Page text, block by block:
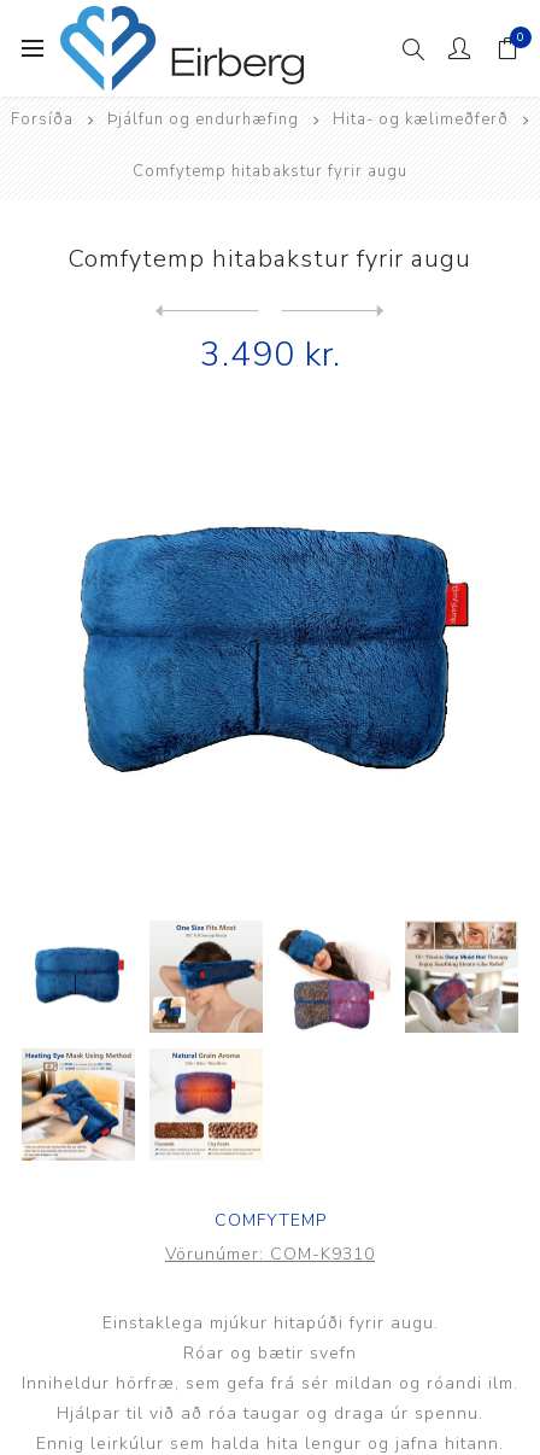
0
Forsíða Þjálfun og endurhæfing Hita- og kælimeðferð
Comfytemp hitabakstur fyrir augu
Comfytemp hitabakstur fyrir augu
3.490 kr.
COMFYTEMP
Vörunúmer: COM-K9310
Einstaklega mjúkur hitapúði fyrir augu.
Róar og bætir svefn
Inniheldur hörfræ, sem gefa frá sér mildan og róandi ilm.
Hjálpar til við að róa taugar og draga úr spennu.
Ennig leirkúlur sem halda hita lengur og jafna hitann.